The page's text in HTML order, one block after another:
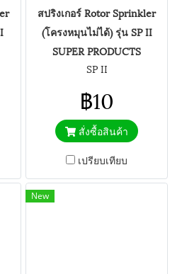
สปริงเกอร์ Rotor Sprinkler
(โครงหมุนไม่ได้) รุ่น SP II
SUPER PRODUCTS
SP II
฿10
สั่งซื้อสินค้า
เปรียบเทียบ
New